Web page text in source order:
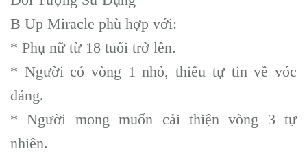
B Up Miracle phù hợp với:
* Phụ nữ từ 18 tuổi trở lên.
* Người có vòng 1 nhỏ, thiếu tự tin về vóc
dáng.
* Người mong muốn cải thiện vòng 3 tự
nhiên.